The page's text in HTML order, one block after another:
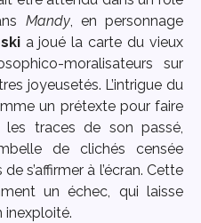
Mandy, en personnage
a joué la carte du vieux
moralisateurs sur
joyeusetés. L’intrigue du
un prétexte pour faire
les traces de son passé,
de clichés censée
s’affirmer à l’écran. Cette
un échec, qui laisse
inexploité.